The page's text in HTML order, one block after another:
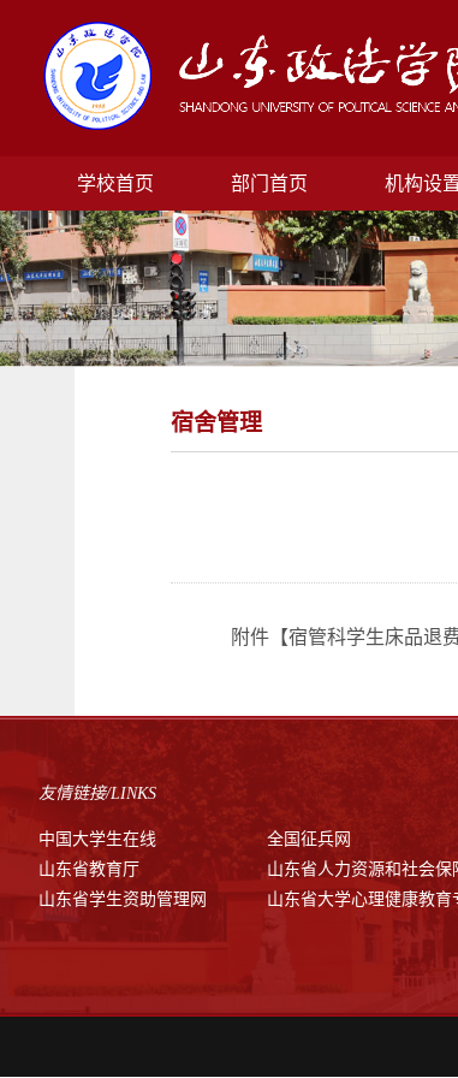
学校首页 部门首页 机构设
宿舍管理
附件【宿管科学生床品退
友情链接/LINKS
中国大学生在线
全国征兵网
山东省教育厅
山东省人力资源和社会保
山东省学生资助管理网
山东省大学心理健康教育